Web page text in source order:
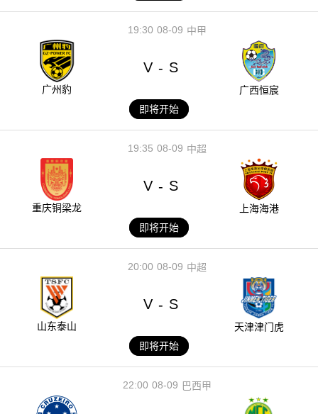
08-09
19:30 中甲
广州豹
V - S
广西恒宸
即将开始
08-09
19:35 中超
重庆铜梁龙
V - S
上海海港
即将开始
08-09
20:00 中超
山东泰山
V - S
天津津门虎
即将开始
08-09
22:00 巴西甲